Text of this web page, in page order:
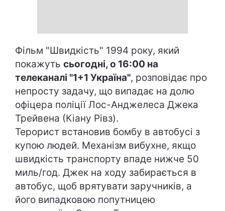
Фільм "Швидкість" 1994 року, який
покажуть сьогодні, о 16:00 на
телеканалі "1+1 Україна", розповідає про
непросту задачу, що випадає на долю
офіцера поліції Лос-Анджелеса Джека
Трейвена (Кіану Рівз).
Терорист встановив бомбу в автобусі з
купою людей. Механізм вибухне, якщо
швидкість транспорту впаде нижче 50
миль/год. Джек на ходу забирається в
автобус, щоб врятувати заручників, а
його випадковою попутницею